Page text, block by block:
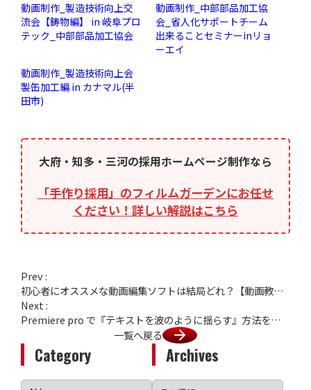
Category Archives
動画制作_製造技術向上交
流会【鋳物編】 in 岐阜プロ
テック_中部部品加工協会
動画制作_中部部品加工協
会_省人化サポートチーム
出来ることセミナーinリョ
ーエイ
動画制作_製造技術向上会
製缶加工編 in カナマル(半
田市)
大府・知多・三河の採用ホームページ制作なら
「手作り採用」のフィルムガーデンにお任せ
ください！詳しい解説はこちら
Prev :
初心者にオススメな動画編集ソフトは結局どれ？【動画教室の先生が語る。】
一覧へ戻る
Next :
Premiere pro で『テキストを波のように揺らす』方法を紹介！